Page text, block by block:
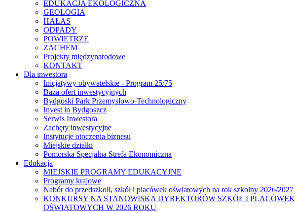
EDUKACJA EKOLOGICZNA
GEOLOGIA
HAŁAS
ODPADY
POWIETRZE
ZACHEM
Projekty międzynarodowe
KONTAKT
Dla inwestora
Inicjatywy obywatelskie - Program 25/75
Baza ofert inwestycyjnych
Bydgoski Park Przemysłowo-Technologiczny
Invest in Bydgoszcz
Serwis Inwestora
Zachęty inwestycyjne
Instytucje otoczenia biznesu
Miejskie działki
Pomorska Specjalna Strefa Ekonomiczna
Edukacja
MIEJSKIE PROGRAMY EDUKACYJNE
Programy krajowe
Nabór do przedszkoli, szkół i placówek oświatowych na rok szkolny 2026/2027
KONKURSY NA STANOWISKA DYREKTORÓW SZKÓŁ I PLACÓWEK
OŚWIATOWYCH W 2026 ROKU